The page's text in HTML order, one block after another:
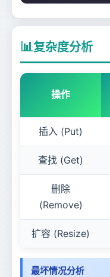
📊复杂度分析
操作
插入 (Put)
查找 (Get)
删除
(Remove)
扩容 (Resize)
最坏情况分析